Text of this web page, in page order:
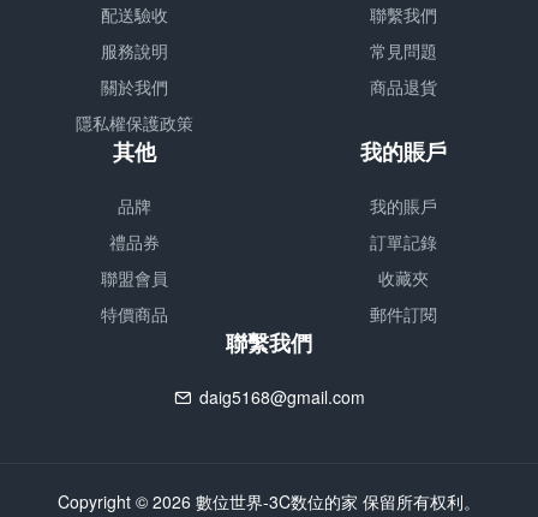
配送驗收
服務說明
關於我們
隱私權保護政策
聯繫我們
常見問題
商品退貨
其他
品牌
禮品券
聯盟會員
特價商品
我的賬戶
我的賬戶
訂單記錄
收藏夾
郵件訂閱
聯繫我們
daig5168@gmail.com
Copyright © 2026 數位世界-3C数位的家 保留所有权利。